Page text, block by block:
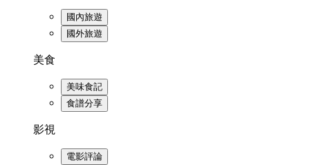
國內旅遊
國外旅遊
美食
美味食記
食譜分享
影視
電影評論